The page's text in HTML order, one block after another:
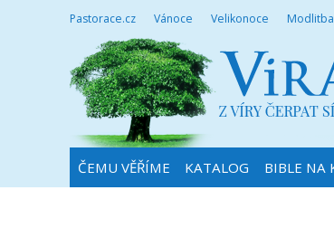
Pastorace.cz Vánoce Velikonoce
ČEMU VĚŘÍME KATALOG BIBLE NA